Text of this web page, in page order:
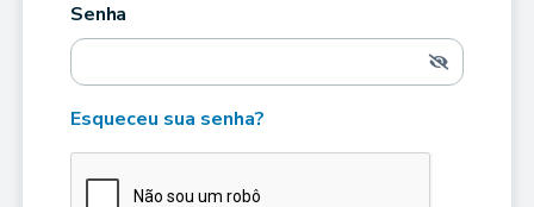
Senha
Esqueceu sua senha?